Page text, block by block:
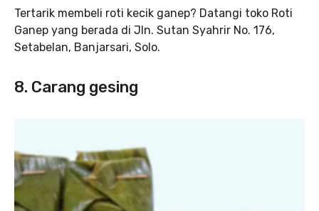
Tertarik membeli roti kecik ganep? Datangi toko Roti
Ganep yang berada di Jln. Sutan Syahrir No. 176,
Setabelan, Banjarsari, Solo.
8. Carang gesing